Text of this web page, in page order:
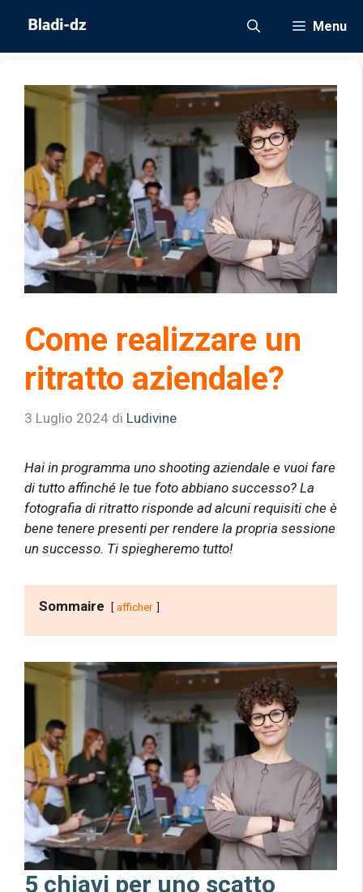
contenuto
Menu
Come realizzare un
ritratto aziendale?
3 Luglio 2024 di Ludivine
Hai in programma uno shooting aziendale e vuoi fare
di tutto affinché le tue foto abbiano successo? La
fotografia di ritratto risponde ad alcuni requisiti che è
bene tenere presenti per rendere la propria sessione
un successo. Ti spiegheremo tutto!
Sommaire afficher
5 chiavi per uno scatto